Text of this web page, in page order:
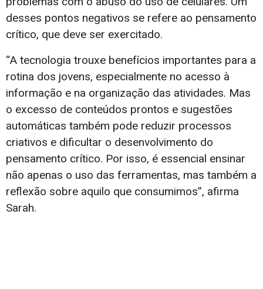
desses pontos negativos se refere ao pensamento
crítico, que deve ser exercitado.
“A tecnologia trouxe benefícios importantes para a
rotina dos jovens, especialmente no acesso à
informação e na organização das atividades. Mas
o excesso de conteúdos prontos e sugestões
automáticas também pode reduzir processos
criativos e dificultar o desenvolvimento do
pensamento crítico. Por isso, é essencial ensinar
não apenas o uso das ferramentas, mas também a
reflexão sobre aquilo que consumimos”, afirma
Sarah.